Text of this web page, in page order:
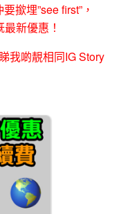
要撳埋”see first”，
新優惠！
我啲靚相同IG Story